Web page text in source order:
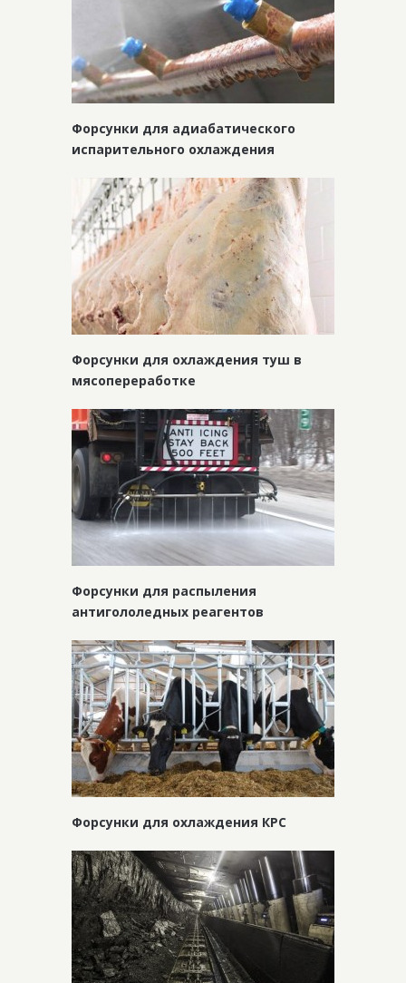
Форсунки для адиабатического
испарительного охлаждения
Форсунки для охлаждения туш в
мясопереработке
Форсунки для распыления
антигололедных реагентов
Форсунки для охлаждения КРС